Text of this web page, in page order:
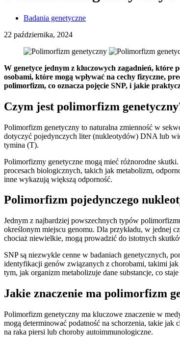
Badania genetyczne
22 października, 2024
W genetyce jednym z kluczowych zagadnień, które
osobami, które mogą wpływać na cechy fizyczne,
polimorfizm, co oznacza pojęcie SNP, i jakie
Czym jest polimorfizm
Polimorfizm genetyczny to naturalna zmienność w
dotyczyć pojedynczych liter (nukleotydów) DNA lub
tymina (T).
Polimorfizmy genetyczne mogą mieć różnorodne
procesach biologicznych, takich jak metabolizm,
inne wykazują większą odporność.
Polimorfizm pojedynczego
Jednym z najbardziej powszechnych typów
określonym miejscu genomu. Dla przykładu, w jednej
chociaż niewielkie, mogą prowadzić do istotnych
SNP są niezwykle cenne w badaniach genetycznych,
identyfikacji genów związanych z chorobami, takimi
tym, jak organizm metabolizuje dane substancje, co
Jakie znaczenie ma polimorfizm
Polimorfizm genetyczny ma kluczowe znaczenie w
mogą determinować podatność na schorzenia, takie
na raka piersi lub choroby autoimmunologiczne.